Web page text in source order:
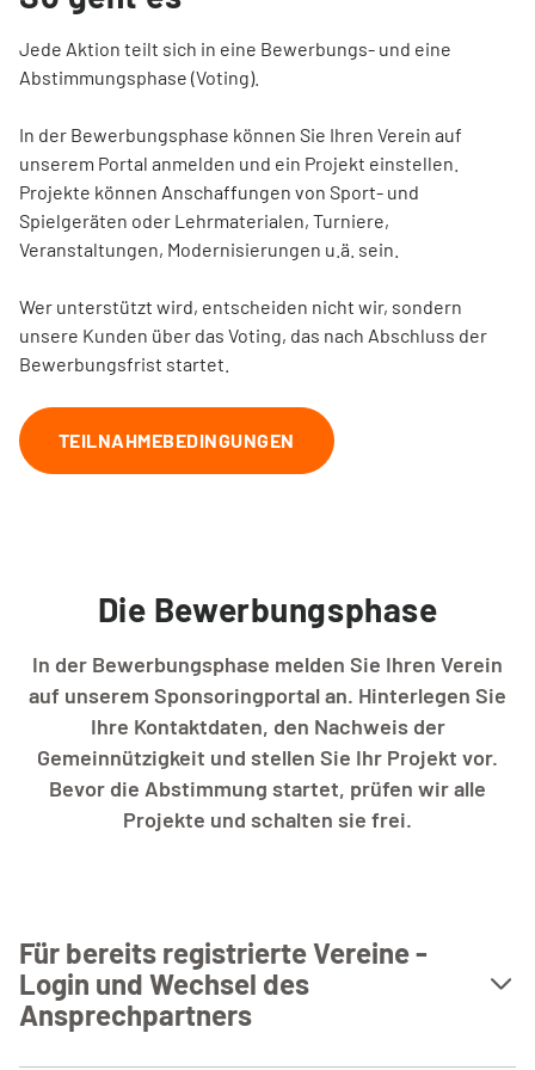
Jede Aktion teilt sich in eine Bewerbungs- und eine
Abstimmungsphase (Voting).
In der Bewerbungsphase können Sie Ihren Verein auf
unserem Portal anmelden und ein Projekt einstellen.
Projekte können Anschaffungen von Sport- und
Spielgeräten oder Lehrmaterialen, Turniere,
Veranstaltungen, Modernisierungen u.ä. sein.
Wer unterstützt wird, entscheiden nicht wir, sondern
unsere Kunden über das Voting, das nach Abschluss der
Bewerbungsfrist startet.
TEILNAHMEBEDINGUNGEN
Die Bewerbungsphase
In der Bewerbungsphase melden Sie Ihren Verein
auf unserem Sponsoringportal an. Hinterlegen Sie
Ihre Kontaktdaten, den Nachweis der
Gemeinnützigkeit und stellen Sie Ihr Projekt vor.
Bevor die Abstimmung startet, prüfen wir alle
Projekte und schalten sie frei.
Für bereits registrierte Vereine -
Login und Wechsel des
Ansprechpartners